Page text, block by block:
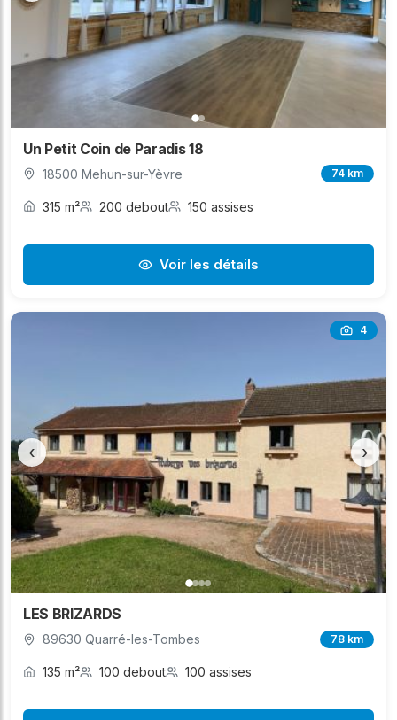
Un Petit Coin de Paradis 18
18500 Mehun-sur-Yèvre 74 km
315 m² 200 debout 150 assises
Voir les détails
4
‹ ›
LES BRIZARDS
89630 Quarré-les-Tombes 78 km
135 m² 100 debout 100 assises